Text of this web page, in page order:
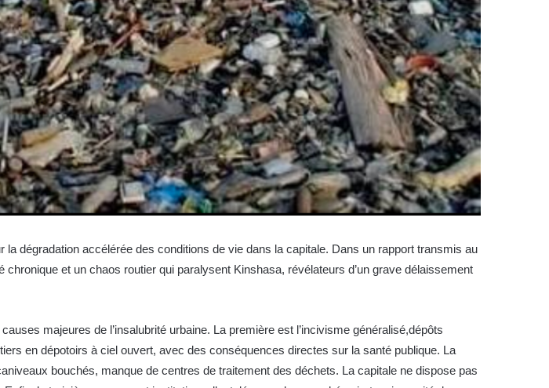
dégradation accélérée des conditions de vie dans la capitale. Dans un rapport transmis au
et un chaos routier qui paralysent Kinshasa, révélateurs d’un grave délaissement
majeures de l’insalubrité urbaine. La première est l’incivisme généralisé,dépôts
en dépotoirs à ciel ouvert, avec des conséquences directes sur la santé publique. La
bouchés, manque de centres de traitement des déchets. La capitale ne dispose pas